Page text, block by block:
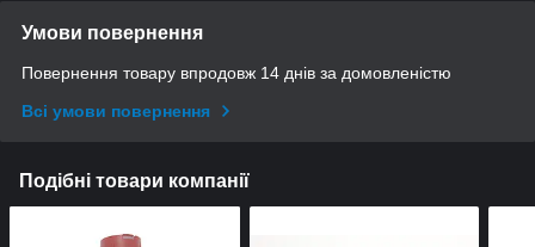
Умови повернення
Повернення товару впродовж 14 днів за домовленістю
Всі умови повернення
Подібні товари компанії